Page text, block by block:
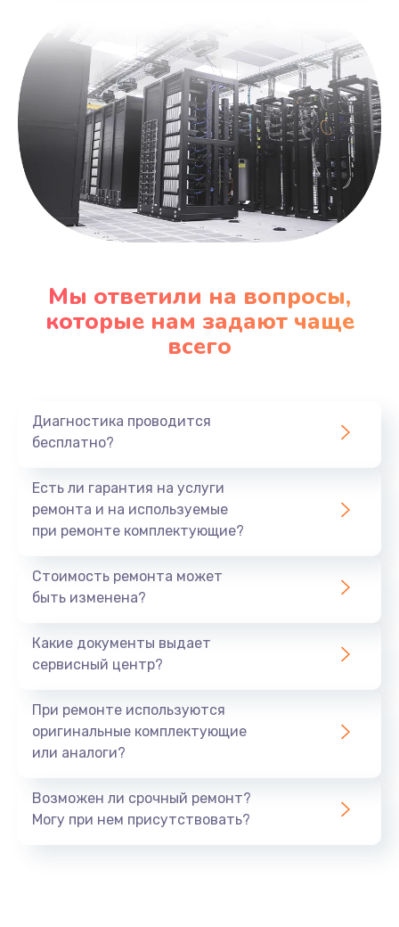
Мы ответили на вопросы,
которые нам задают чаще
всего
Диагностика проводится
бесплатно?
Есть ли гарантия на услуги
ремонта и на используемые
при ремонте комплектующие?
Стоимость ремонта может
быть изменена?
Какие документы выдает
сервисный центр?
При ремонте используются
оригинальные комплектующие
или аналоги?
Возможен ли срочный ремонт?
Могу при нем присутствовать?